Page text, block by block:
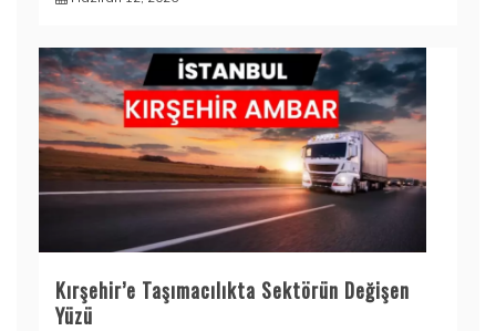
Kırşehir’e Taşımacılıkta Sektörün Değişen
Yüzü